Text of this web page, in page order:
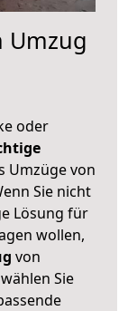
Umzug
oder
Umzüge von
Sie nicht
Lösung für
wollen,
von
Sie